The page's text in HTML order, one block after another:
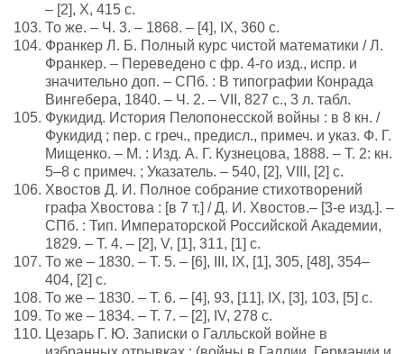
– [2], X, 415 с.
То же. – Ч. 3. – 1868. – [4], IX, 360 с.
Франкер Л. Б. Полный курс чистой математики / Л.
Франкер. – Переведено с фр. 4-го изд., испр. и
значительно доп. – СПб. : В типографии Конрада
Вингебера, 1840. – Ч. 2. – VII, 827 с., 3 л. табл.
Фукидид. История Пелопонесской войны : в 8 кн. /
Фукидид ; пер. с греч., предисл., примеч. и указ. Ф. Г.
Мищенко. – М. : Изд. А. Г. Кузнецова, 1888. – Т. 2: кн.
5–8 с примеч. ; Указатель. – 540, [2], VIII, [2] с.
Хвостов Д. И. Полное собрание стихотворений
графа Хвостова : [в 7 т.] / Д. И. Хвостов.– [3-е изд.]. –
СПб. : Тип. Императорской Российской Академии,
1829. – Т. 4. – [2], V, [1], 311, [1] с.
То же – 1830. – Т. 5. – [6], III, IX, [1], 305, [48], 354–
404, [2] с.
То же – 1830. – Т. 6. – [4], 93, [11], IX, [3], 103, [5] с.
То же – 1834. – Т. 7. – [2], IV, 278 с.
Цезарь Г. Ю. Записки о Галльской войне в